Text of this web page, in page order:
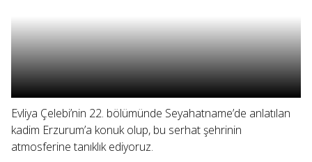
Evliya Çelebi’nin 22. bölümünde Seyahatname’de anlatılan
kadim Erzurum’a konuk olup, bu serhat şehrinin
atmosferine tanıklık ediyoruz.